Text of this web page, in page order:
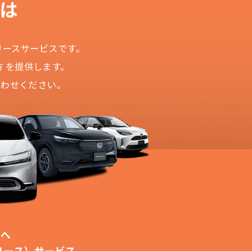
スサービスです。
提供します。
せください。
す！
す！
にも対応が可能です。
一切不要！
だけます。